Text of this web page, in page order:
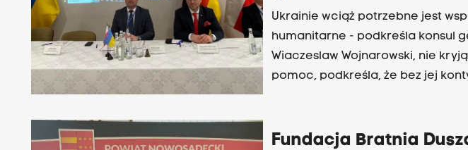
Ukrainie wciąż potrzebne jest
humanitarne - podkreśla konsul
Wiaczeslaw Wojnarowski, nie
pomoc, podkreśla, że bez jej
Fundacja Bratnia